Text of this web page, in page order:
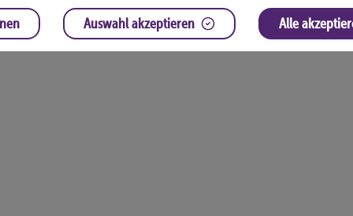
Auswahl akzeptieren Alle